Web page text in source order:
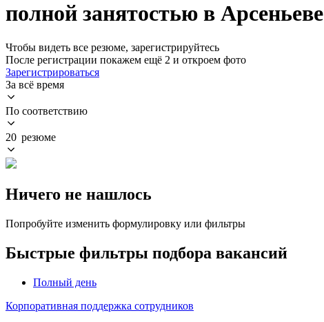
полной занятостью в Арсеньеве
Чтобы видеть все резюме, зарегистрируйтесь
После регистрации покажем ещё 2 и откроем фото
Зарегистрироваться
За всё время
По соответствию
20 резюме
Ничего не нашлось
Попробуйте изменить формулировку или фильтры
Быстрые фильтры подбора вакансий
Полный день
Корпоративная поддержка сотрудников